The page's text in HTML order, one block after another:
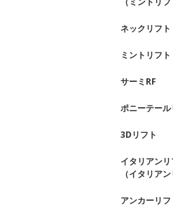
ネックリフト
ミントリフト
サーミRF
ポニーテール
3Dリフト
イタリアン
（イタリアン
アンカーリフ